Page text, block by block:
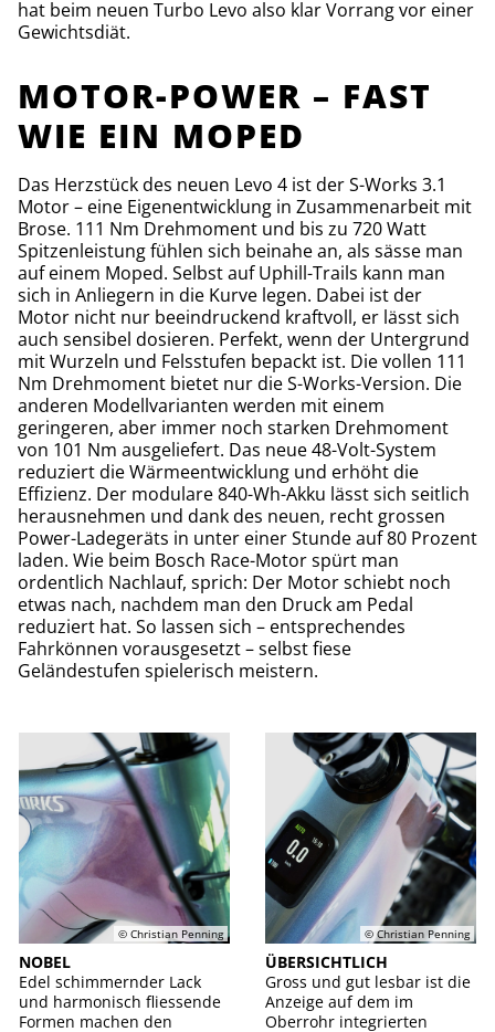
hat beim neuen Turbo Levo also klar Vorrang vor einer
Gewichtsdiät.
MOTOR-POWER – FAST
WIE EIN MOPED
Das Herzstück des neuen Levo 4 ist der S-Works 3.1
Motor – eine Eigenentwicklung in Zusammenarbeit mit
Brose. 111 Nm Drehmoment und bis zu 720 Watt
Spitzenleistung fühlen sich beinahe an, als sässe man
auf einem Moped. Selbst auf Uphill-Trails kann man
sich in Anliegern in die Kurve legen. Dabei ist der
Motor nicht nur beeindruckend kraftvoll, er lässt sich
auch sensibel dosieren. Perfekt, wenn der Untergrund
mit Wurzeln und Felsstufen bepackt ist. Die vollen 111
Nm Drehmoment bietet nur die S-Works-Version. Die
anderen Modellvarianten werden mit einem
geringeren, aber immer noch starken Drehmoment
von 101 Nm ausgeliefert. Das neue 48-Volt-System
reduziert die Wärmeentwicklung und erhöht die
Effizienz. Der modulare 840-Wh-Akku lässt sich seitlich
herausnehmen und dank des neuen, recht grossen
Power-Ladegeräts in unter einer Stunde auf 80 Prozent
laden. Wie beim Bosch Race-Motor spürt man
ordentlich Nachlauf, sprich: Der Motor schiebt noch
etwas nach, nachdem man den Druck am Pedal
reduziert hat. So lassen sich – entsprechendes
Fahrkönnen vorausgesetzt – selbst fiese
Geländestufen spielerisch meistern.
© Christian Penning
NOBEL
Edel schimmernder Lack
und harmonisch fliessende
Formen machen den
© Christian Penning
ÜBERSICHTLICH
Gross und gut lesbar ist die
Anzeige auf dem im
Oberrohr integrierten